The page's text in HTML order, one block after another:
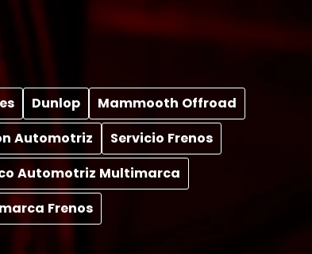
Dunlop
Mammooth Offroad
Automotriz
Servicio Frenos
Automotriz Multimarca
Frenos